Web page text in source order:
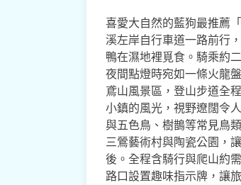
喜愛大自然的藍狗最推薦
溪左岸自行車道一路前行
鴨在濕地裡覓食。騎乘約
夜間點燈時宛如一條火龍
鳶山風景區，登山步道全
小鎮的風光，視野遼闊令
與五色鳥、樹鵲等常見鳥
三鶯藝術村與陶瓷公園，
後。全程含騎行與爬山約
路口設置趣味指示牌，讓